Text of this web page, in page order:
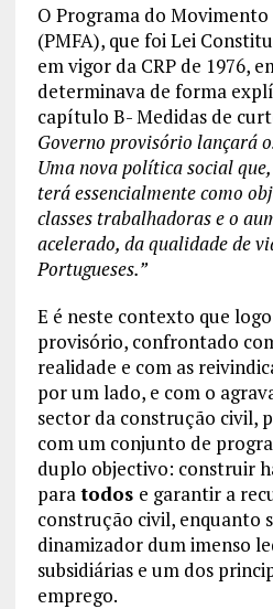
O Programa do Movimento
(PMFA), que foi Lei
em vigor da CRP de 1976,
determinava de forma
capítulo B- Medidas de
Governo provisório lançará
Uma nova política social
terá essencialmente como
classes trabalhadoras e o
acelerado, da qualidade de
Portugueses.”
E é neste contexto que
provisório, confrontado
realidade e com as
por um lado, e com o
sector da construção civil,
com um conjunto de
duplo objectivo: construir
paratodos e garantir a
construção civil, enquanto
dinamizador dum imenso
subsidiárias e um dos
emprego.